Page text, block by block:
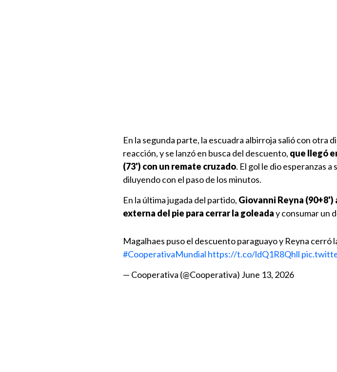
En la segunda parte, la escuadra albirroja salió con otra
reacción, y se lanzó en busca del descuento, que llegó
(73') con un remate cruzado. El gol le dio esperanzas
diluyendo con el paso de los minutos.
En la última jugada del partido, Giovanni Reyna
externa del pie para cerrar la goleaday consumar un
Magalhaes puso el descuento paraguayo y Reyna cerró
#CooperativaMundial https://t.co/ldQ1R8Qhll
— Cooperativa (@Cooperativa) June 13, 2026